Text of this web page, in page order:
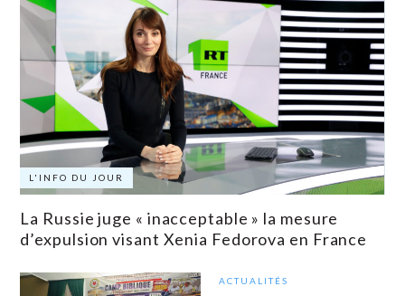
L'INFO DU JOUR
La Russie juge « inacceptable » la mesure
d’expulsion visant Xenia Fedorova en France
ACTUALITÉS